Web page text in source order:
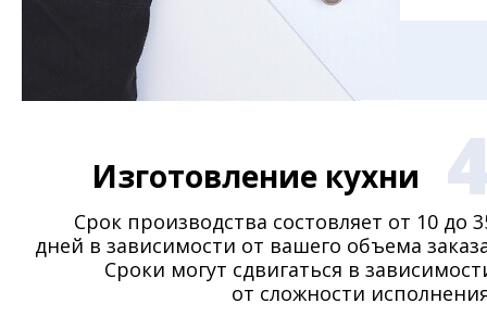
Срок производства состовляет от 10 до
дней в зависимости от вашего объема
Сроки могут сдвигаться в
от сложности
Изготовление кухни